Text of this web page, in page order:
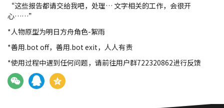
“这些报告都请交给我吧，处理… 文字相关的工作，会很开
心……”
*人物原型为明日方舟角色-絮雨
*善用.bot off，善用.bot exit，人人有责
*使用过程中遇到任何问题，请前往用户群722320862进行反馈